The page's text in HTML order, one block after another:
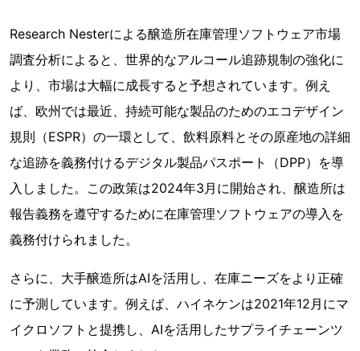
Research Nesterによる醸造所在庫管理ソフトウェア市場
調査分析によると、世界的なアルコール追跡規制の強化に
より、市場は大幅に成長すると予想されています。例え
ば、欧州では最近、持続可能な製品のためのエコデザイン
規則（ESPR）の一環として、飲料原料とその原産地の詳細
な追跡を義務付けるデジタル製品パスポート（DPP）を導
入しました。この政策は2024年3月に開始され、醸造所は
報告義務を遵守するために在庫管理ソフトウェアの導入を
義務付けられました。
さらに、大手醸造所はAIを活用し、在庫ニーズをより正確
に予測しています。例えば、ハイネケンは2021年12月にマ
イクロソフトと提携し、AIを活用したサプライチェーンツ